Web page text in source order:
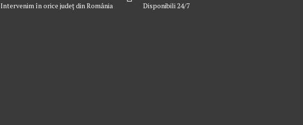
Intervenim în orice județ din România
Disponibili 24/7